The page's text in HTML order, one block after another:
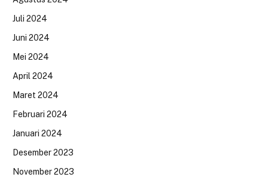
Juli 2024
Juni 2024
Mei 2024
April 2024
Maret 2024
Februari 2024
Januari 2024
Desember 2023
November 2023